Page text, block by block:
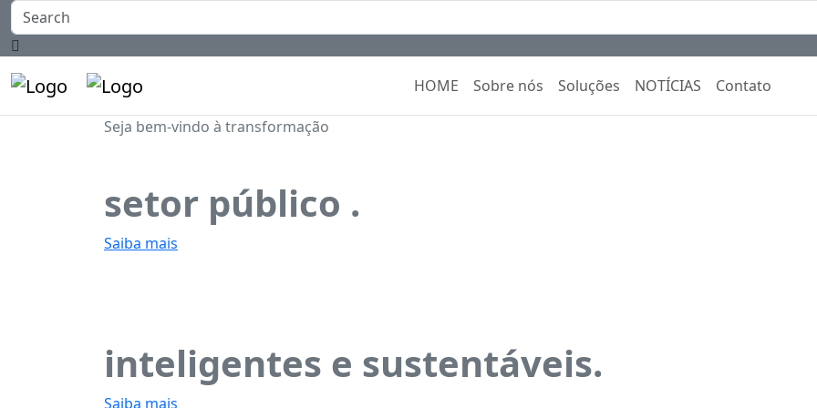
HOME Sobre nós Soluções NOTÍCIAS Contato
Seja bem-vindo à transformação
setor público .
Saiba mais
inteligentes e sustentáveis.
Saiba mais